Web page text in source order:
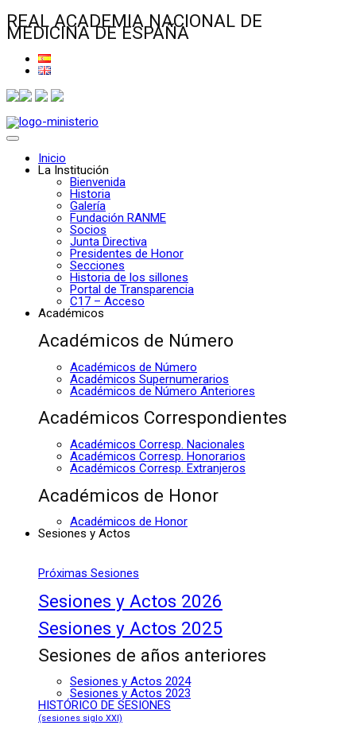
REAL ACADEMIA NACIONAL DE
MEDICINA DE ESPAÑA
Inicio
La Institución
Bienvenida
Historia
Galería
Fundación RANME
Socios
Junta Directiva
Presidentes de Honor
Secciones
Historia de los sillones
Portal de Transparencia
C17 – Acceso
Académicos
Académicos de Número
Académicos de Número
Académicos Supernumerarios
Académicos de Número Anteriores
Académicos Correspondientes
Académicos Corresp. Nacionales
Académicos Corresp. Honorarios
Académicos Corresp. Extranjeros
Académicos de Honor
Académicos de Honor
Sesiones y Actos
Próximas Sesiones
Sesiones y Actos 2026
Sesiones y Actos 2025
Sesiones de años anteriores
Sesiones y Actos 2024
Sesiones y Actos 2023
HISTÓRICO DE SESIONES
(sesiones siglo XXI)